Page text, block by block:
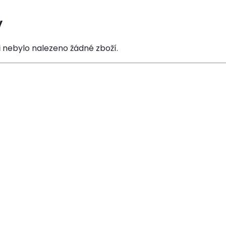
nalezeno žádné zboží.